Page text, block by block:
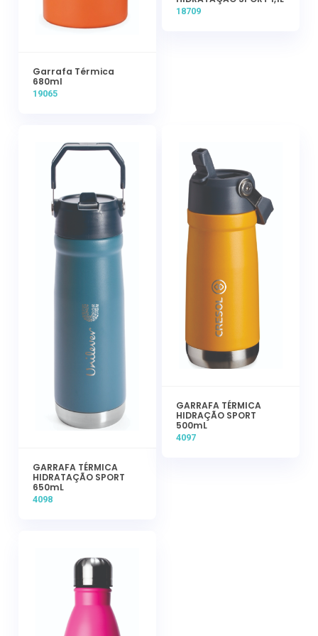
Garrafa Térmica
680ml
19065
18709
GARRAFA TÉRMICA
HIDRATAÇÃO SPORT
650mL
4098
GARRAFA TÉRMICA
HIDRAÇÃO SPORT
500mL
4097